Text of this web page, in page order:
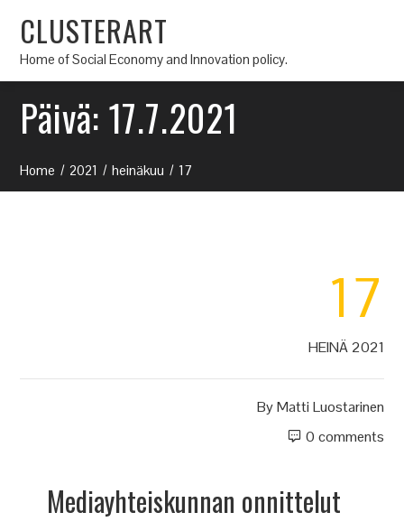
CLUSTERART
Home of Social Economy and Innovation policy.
Päivä: 17.7.2021
Home 2021 heinäkuu 17
17
HEINÄ 2021
ByMatti Luostarinen
0 comments
Mediayhteiskunnan onnittelut